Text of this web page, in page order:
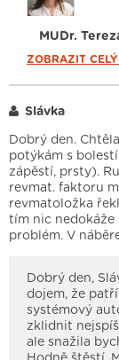
MUDr.
ZOBRAZIT CELÝ
Slávka
Dobrý den.
potýkám s
zápěstí, prsty).
revmat. faktoru
revmatoložka
tím nic nedokáže
problém. V
Dobrý den,
dojem, že
systémový
zklidnit
ale snažila